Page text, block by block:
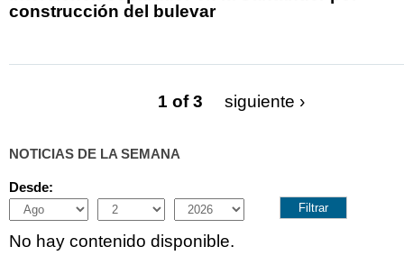
construcción del bulevar
1 of 3 siguiente ›
NOTICIAS DE LA SEMANA
Desde:
Month
Day Year
No hay contenido disponible.